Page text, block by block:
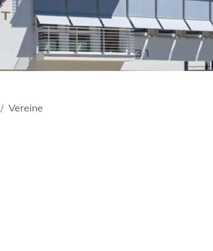
Vereine